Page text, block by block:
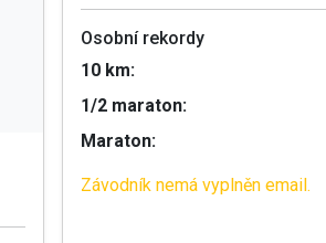
Osobní rekordy
10 km:
1/2 maraton:
Maraton:
Závodník nemá vyplněn email.